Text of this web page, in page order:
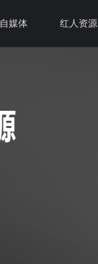
自媒体 红人资源